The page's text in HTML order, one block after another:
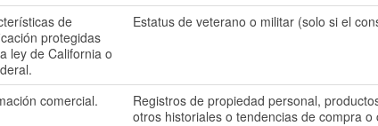
de
protegidas
ley de California o
Estatus de veterano o militar (solo si el
comercial.
Registros de propiedad personal,
otros historiales o tendencias de compra o